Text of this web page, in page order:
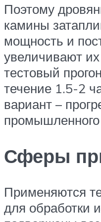
Поэтому
камины
мощность и
увеличивают
тестовый
течение 1.5-2
вариант –
Сферы
Применяются
для обработки